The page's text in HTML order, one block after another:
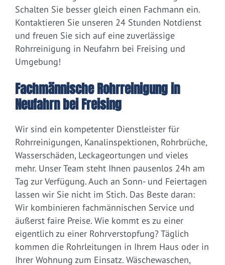
Schalten Sie besser gleich einen Fachmann ein.
Kontaktieren Sie unseren 24 Stunden Notdienst
und freuen Sie sich auf eine zuverlässige
Rohrreinigung in Neufahrn bei Freising und
Umgebung!
Fachmännische Rohrreinigung in
Neufahrn bei Freising
Wir sind ein kompetenter Dienstleister für
Rohrreinigungen, Kanalinspektionen, Rohrbrüche,
Wasserschäden, Leckageortungen und vieles
mehr. Unser Team steht Ihnen pausenlos 24h am
Tag zur Verfügung. Auch an Sonn- und Feiertagen
lassen wir Sie nicht im Stich. Das Beste daran:
Wir kombinieren fachmännischen Service und
äußerst faire Preise. Wie kommt es zu einer
eigentlich zu einer Rohrverstopfung? Täglich
kommen die Rohrleitungen in Ihrem Haus oder in
Ihrer Wohnung zum Einsatz. Wäschewaschen,